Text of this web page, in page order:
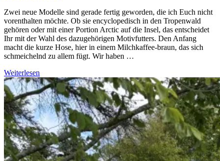
Zwei neue Modelle sind gerade fertig geworden, die ich Euch nicht
vorenthalten möchte. Ob sie encyclopedisch in den Tropenwald
gehören oder mit einer Portion Arctic auf die Insel, das entscheidet
Ihr mit der Wahl des dazugehörigen Motivfutters. Den Anfang
macht die kurze Hose, hier in einem Milchkaffee-braun, das sich
schmeichelnd zu allem fügt. Wir haben …
Weiterlesen